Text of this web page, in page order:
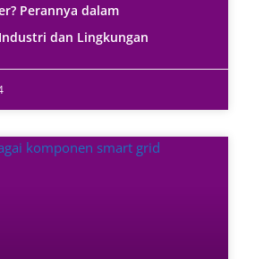
Perannya dalam
dan Lingkungan